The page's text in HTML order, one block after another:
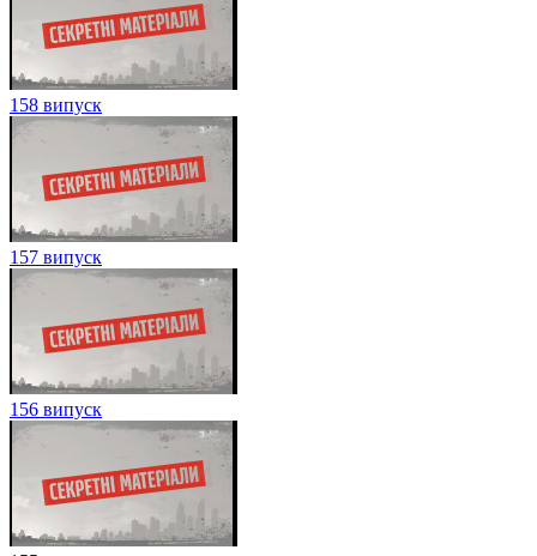
158 випуск
157 випуск
156 випуск